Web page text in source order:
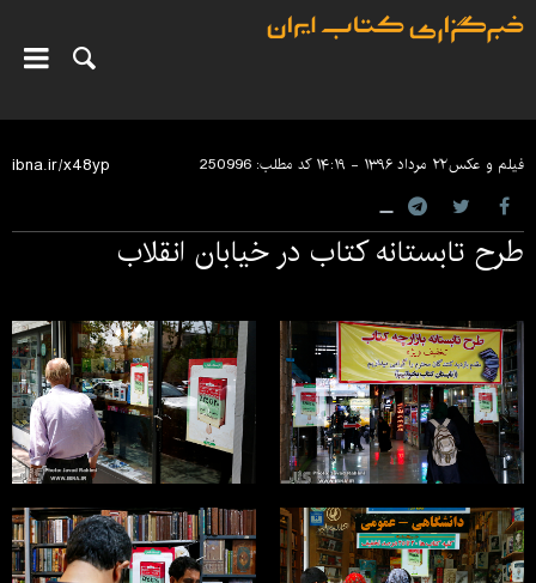
فیلم و عکس۲۲ مرداد ۱۳۹۶ - ۱۴:۱۹ کد مطلب: 250996
طرح تابستانه کتاب در خیابان انقلاب